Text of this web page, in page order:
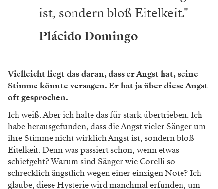
ist, sondern bloß Eitelkeit."
Plácido Domingo
Vielleicht liegt das daran, dass er Angst hat, seine
Stimme könnte versagen. Er hat ja über diese Angst
oft gesprochen.
Ich weiß. Aber ich halte das für stark übertrieben. Ich
habe herausgefunden, dass die Angst vieler Sänger um
ihre Stimme nicht wirklich Angst ist, sondern bloß
Eitelkeit. Denn was passiert schon, wenn etwas
schiefgeht? Warum sind ­Sänger wie Corelli so
schrecklich ängstlich wegen einer einzigen Note? Ich
glaube, diese Hysterie wird manchmal erfunden, um